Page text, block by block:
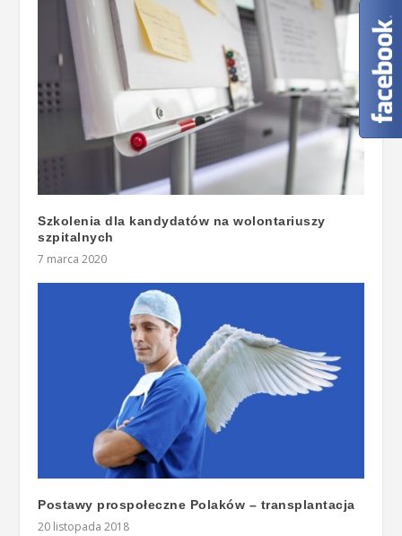
Szkolenia dla kandydatów na wolontariuszy
szpitalnych
7 marca 2020
Postawy prospołeczne Polaków – transplantacja
20 listopada 2018